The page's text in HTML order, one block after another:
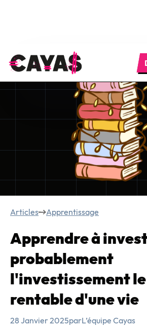
Articles Apprentissage
Apprendre à
probablement
l'investissement
rentable d'une vie
28 Janvier 2025parL’équipe Cayas